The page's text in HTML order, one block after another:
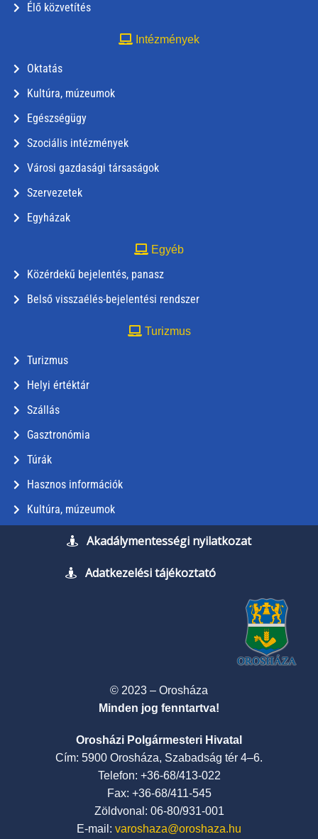
Élő közvetítés
Intézmények
Oktatás
Kultúra, múzeumok
Egészségügy
Szociális intézmények
Városi gazdasági társaságok
Szervezetek
Egyházak
Egyéb
Közérdekű bejelentés, panasz
Belső visszaélés-bejelentési rendszer
Turizmus
Turizmus
Helyi értéktár
Szállás
Gasztronómia
Túrák
Hasznos információk
Kultúra, múzeumok
Akadálymentességi nyilatkozat
Adatkezelési tájékoztató
© 2023 – Orosháza
Minden jog fenntartva!
Orosházi Polgármesteri Hivatal
Cím: 5900 Orosháza, Szabadság tér 4–6.
Telefon: +36-68/413-022
Fax: +36-68/411-545
Zöldvonal: 06-80/931-001
E-mail: varoshaza@oroshaza.hu